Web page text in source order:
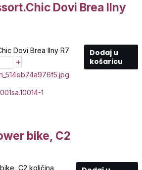
Dovi Brea Ilny
Dovi Brea Ilny R7
+
Dodaj u
košaricu
1
bike, C2
C2 količina